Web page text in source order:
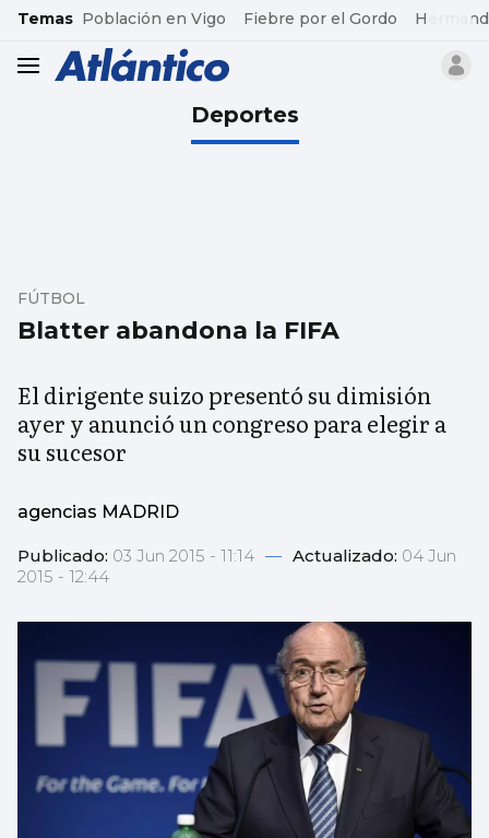
common.go-to-content
Temas Población en Vigo Fiebre por el Gordo
header.menu.open
Deportes
Blatter abandona la FIFA
FÚTBOL
El dirigente suizo presentó su dimisión
ayer y anunció un congreso para elegir a
su sucesor
agencias MADRID
Publicado: 03 Jun 2015 - 11:14 — Actualizado: 04 Jun
2015 - 12:44